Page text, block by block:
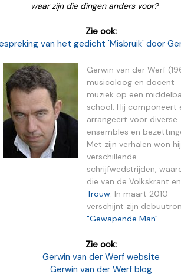
waar zijn die dingen anders voor?
Zie ook:
van het gedicht 'Misbruik' door
Gerwin van der Werf
musicoloog en docent
muziek op een
school. Hij componeert
arrangeert voor diverse
ensembles en
Met zijn verhalen won hij
verschillende
schrijfwedstrijden,
die van de Volkskrant en
Trouw. In maart 2010
verschijnt zijn
"Gewapende Man".
Zie ook:
Gerwin van der Werf website
Gerwin van der Werf blog